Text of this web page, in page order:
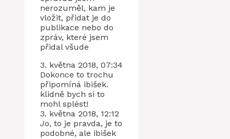
nerozuměl, kam je
vložit, přidat je do
publikace nebo do
zpráv, které jsem
přidal všude
3. května 2018, 07:34
Dokonce to trochu
připomíná ibišek.
klidně bych si to
mohl splést!
3. května 2018, 12:12
Jo, to je pravda, je to
podobné, ale ibišek